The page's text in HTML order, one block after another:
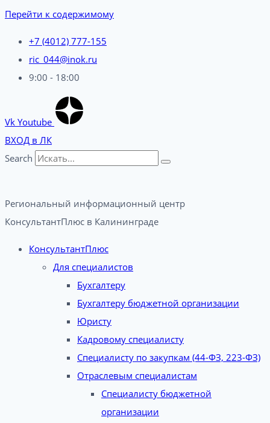
Перейти к содержимому
+7 (4012) 777-155
ric_044@inok.ru
9:00 - 18:00
Vk Youtube
ВХОД в ЛК
Search
Региональный информационный центр
КонсультантПлюс в Калининграде​
КонсультантПлюс
Для специалистов
Бухгалтеру
Бухгалтеру бюджетной организации
Юристу
Кадровому специалисту
Специалисту по закупкам (44-ФЗ, 223-ФЗ)
Отраслевым специалистам
Специалисту бюджетной
организации